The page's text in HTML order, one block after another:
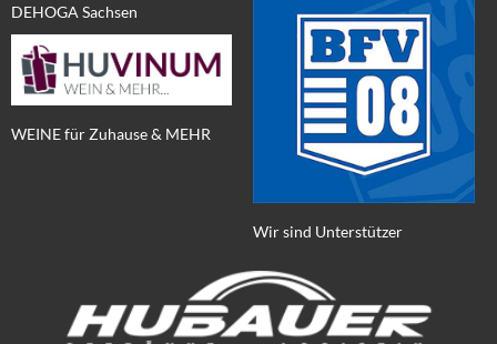
DEHOGA Sachsen
WEINE für Zuhause & MEHR
Wir sind Unterstützer